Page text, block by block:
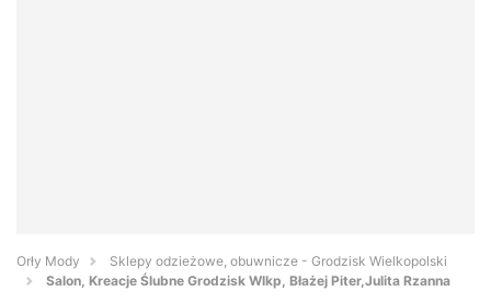
Orły Mody
Sklepy odzieżowe, obuwnicze - Grodzisk Wielkopolski
Salon, Kreacje Ślubne Grodzisk Wlkp, Błażej Piter,Julita Rzanna